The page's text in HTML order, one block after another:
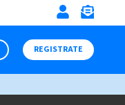
REGISTRATE